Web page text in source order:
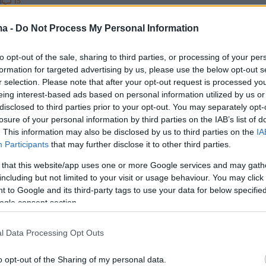
- Do Not Process My Personal Information
opt-out of the sale, sharing to third parties, or processing of your
for targeted advertising by us, please use the below opt-out
selection. Please note that after your opt-out request is processed
interest-based ads based on personal information utilized by us
to third parties prior to your opt-out. You may separately
of your personal information by third parties on the IAB’s list of
This information may also be disclosed by us to third parties on the
Participants that may further disclose it to other third parties.
that this website/app uses one or more Google services and may
but not limited to your visit or usage behaviour. You may
to Google and its third-party tags to use your data for below
consent section.
Data Processing Opt Outs
opt-out of the Sharing of my personal data.
Στικούδη για Βαγγέλη
ότι είναι ο άνθρωπός μου
15 χρόνια, γνώρισα νωρίς τον άνθρωπό μου, είναι και
πρόσθεσε
ελεύθεροι άνθρωποι, παρόλο
παντρεμένοι», ανέφερε η
Στικούδη για τον Βαγγέλη
περιέγραψε τη σχέση με τον σύζυγό της
4